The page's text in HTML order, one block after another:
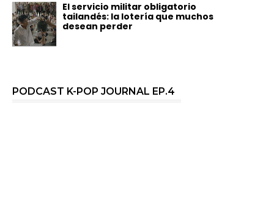
El servicio militar obligatorio
tailandés: la lotería que muchos
desean perder
PODCAST K-POP JOURNAL EP.4